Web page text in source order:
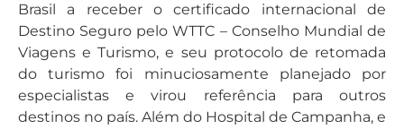
Brasil a receber o certificado internacional de
Destino Seguro pelo WTTC – Conselho Mundial de
Viagens e Turismo, e seu protocolo de retomada
do turismo foi minuciosamente planejado por
especialistas e virou referência para outros
destinos no país. Além do Hospital de Campanha, e